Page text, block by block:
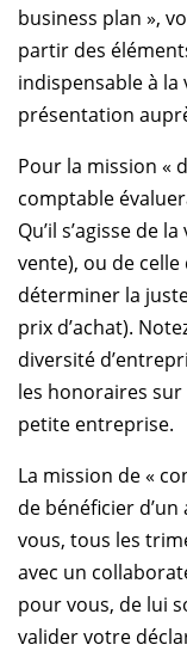
business plan »,
partir des
indispensable à
présentation
Pour la mission «
comptable
Qu’il s’agisse de
vente), ou de
déterminer la
prix d’achat).
diversité
les honoraires
petite entreprise.
La mission de«
de bénéficier
vous, tous les
avec un
pour vous, de lui
valider votre